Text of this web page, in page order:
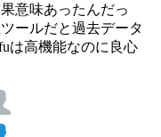
意味あったんだっ
ールだと過去データ
は高機能なのに良心